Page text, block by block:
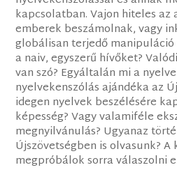
kapcsolatban. Vajon hiteles
emberek beszámolnak, vagy
globálisan terjedő
a naiv, egyszerű hívőket?
van szó? Egyáltalán mi a
nyelvekenszólás ajándéka az
idegen nyelvek beszélésére
képesség? Vagy valamiféle
megnyilvánulás? Ugyanaz
Újszövetségben is olvasunk?
megpróbálok sorra válaszolni